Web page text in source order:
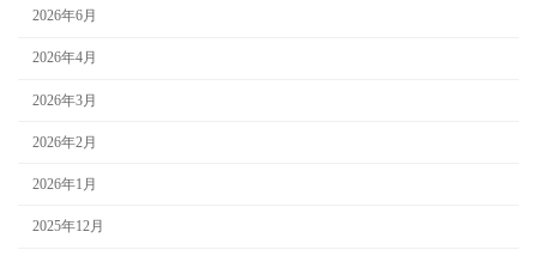
2026年6月
2026年4月
2026年3月
2026年2月
2026年1月
2025年12月